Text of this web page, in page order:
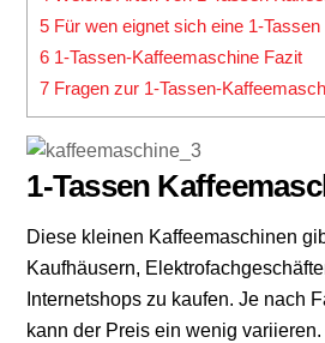
5 Für wen eignet sich eine 1-
6 1-Tassen-Kaffeemaschine Fazit
7 Fragen zur 1-Tassen-
1-Tassen
Diese kleinen Kaffeemaschinen
Kaufhäusern,
Internetshops zu kaufen. Je nach
kann der Preis ein wenig